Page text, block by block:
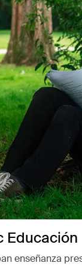
Educación
enseñanza